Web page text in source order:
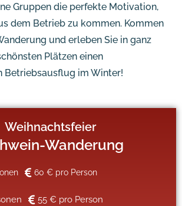
Gruppen die perfekte Motivation,
dem Betrieb zu kommen. Kommen
und erleben Sie in ganz
Plätzen einen
Betriebsausflug im Winter!
Weihnachtsfeier
Wanderung
60 € pro Person
55 € pro Person